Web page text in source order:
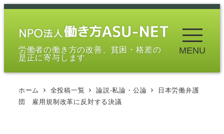
メ
労働者の働き方の改善、貧困・格差の
是正に寄与します
MENU
ホーム 全投稿一覧 論説-私論・公論
日本労働弁護
団 雇用規制改革に反対する決議